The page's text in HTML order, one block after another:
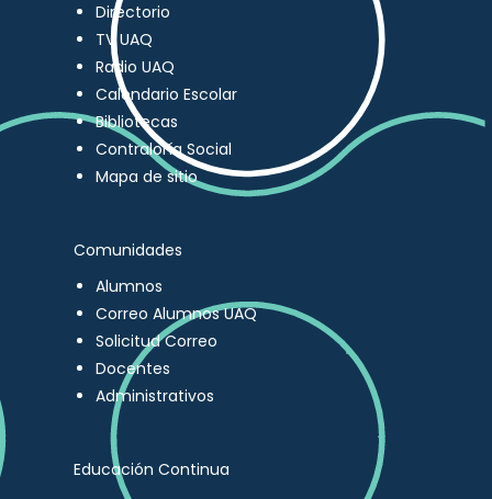
Directorio
TV UAQ
Radio UAQ
Calendario Escolar
Bibliotecas
Contraloría Social
Mapa de sitio
Comunidades
Alumnos
Correo Alumnos UAQ
Solicitud Correo
Docentes
Administrativos
Educación Continua